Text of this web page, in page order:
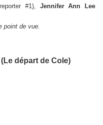
#1), Jennifer Ann Lee
point de vue.
départ de Cole)